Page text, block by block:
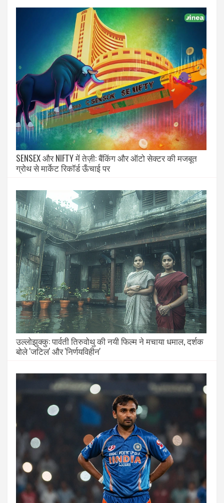
SENSEX और NIFTY में तेज़ी: बैंकिंग और ऑटो सेक्टर की मजबूत
ग्रोथ से मार्केट रिकॉर्ड ऊँचाई पर
उल्लोझुक्कु: पार्वती तिरुवोथु की नयी फिल्म ने मचाया धमाल, दर्शक
बोले 'जटिल' और 'निर्णयविहीन'